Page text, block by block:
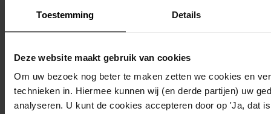
Toestemming Details
Deze website maakt gebruik van cookies
Om uw bezoek nog beter te maken zetten we cookies en
technieken in. Hiermee kunnen wij (en derde partijen) uw
analyseren. U kunt de cookies accepteren door op 'Ja, dat
Inventaris
01. Nrs. 636-699